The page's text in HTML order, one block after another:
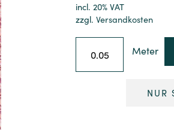
incl. 20% VAT
zzgl.Versandkosten
Meter
NUR